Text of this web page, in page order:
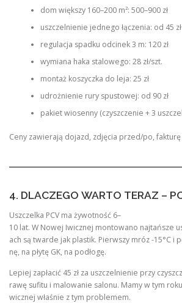
dom większy 160–200 m²: 500–900 zł
uszczelnienie jednego łączenia: od 45 zł
regulacja spadku odcinek 3 m: 120 zł
wymiana haka stalowego: 28 zł/szt.
montaż koszyczka do leja: 25 zł
udrożnienie rury spustowej: od 90 zł
pakiet wiosenny (czyszczenie + 3
Ceny zawierają dojazd, zdjęcia przed/po, fakturę
4. DLACZEGO WARTO TERAZ –
Uszczelka PCV ma żywotność 6–
10 lat. W Nowej Iwicznej montowano najtańsze
ach są twarde jak plastik. Pierwszy mróz -15°C i
nę, na płytę GK, na podłogę.
Lepiej zapłacić 45 zł za uszczelnienie przy
rawę sufitu i malowanie salonu. Mamy w tym
wicznej właśnie z tym problemem.